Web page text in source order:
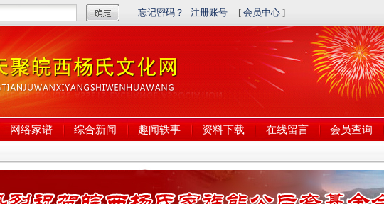
网络家谱 综合新闻 趣闻轶事 资料下载 在线留言 会员查询